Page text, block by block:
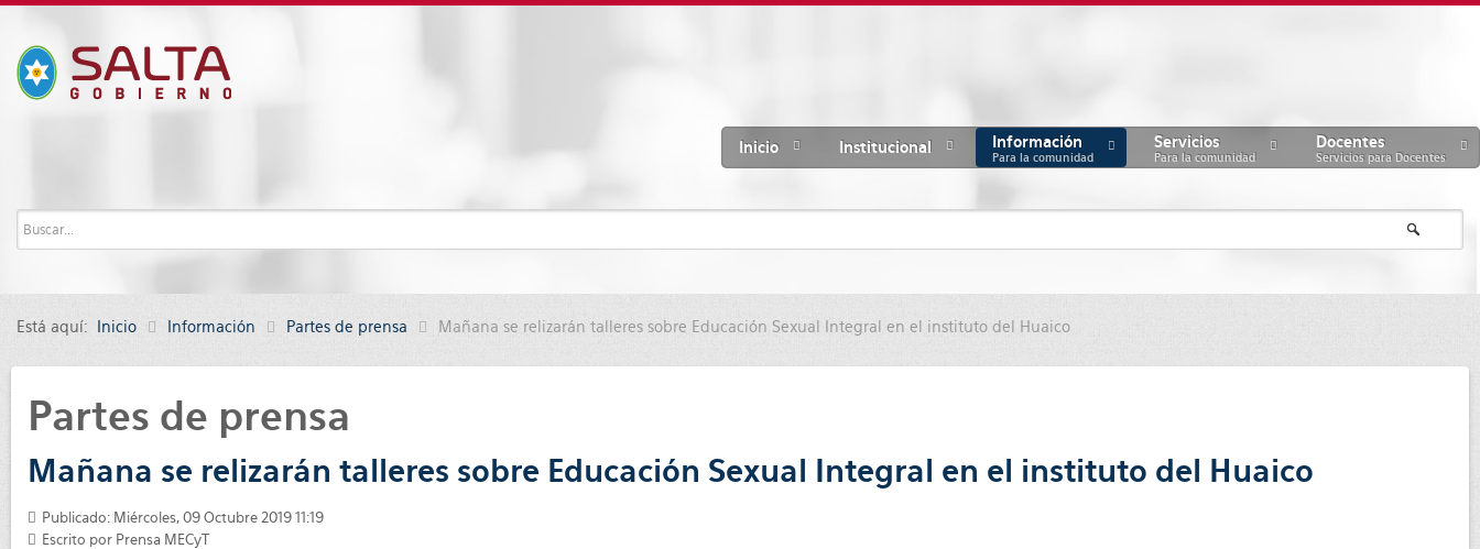
Inicio Institucional Información
Para la comunidad
Servicios
Para la comunidad
Docentes
Servicios para Docentes
Está aquí: Inicio Información Partes de prensa Mañana se relizarán talleres sobre Educación Sexual Integral en el instituto del Huaico
Partes de prensa
Mañana se relizarán talleres sobre Educación Sexual Integral en el instituto del Huaico
Publicado: Miércoles, 09 Octubre 2019 11:19
Escrito por Prensa MECyT